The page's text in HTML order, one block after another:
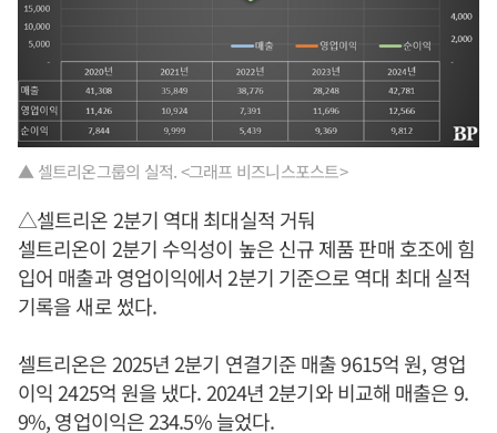
▲ 셀트리온그룹의 실적. <그래프 비즈니스포스트>
△셀트리온 2분기 역대 최대실적 거둬
셀트리온이 2분기 수익성이 높은 신규 제품 판매 호조에 힘
입어 매출과 영업이익에서 2분기 기준으로 역대 최대 실적
기록을 새로 썼다.
셀트리온은 2025년 2분기 연결기준 매출 9615억 원, 영업
이익 2425억 원을 냈다. 2024년 2분기와 비교해 매출은 9.
9%, 영업이익은 234.5% 늘었다.